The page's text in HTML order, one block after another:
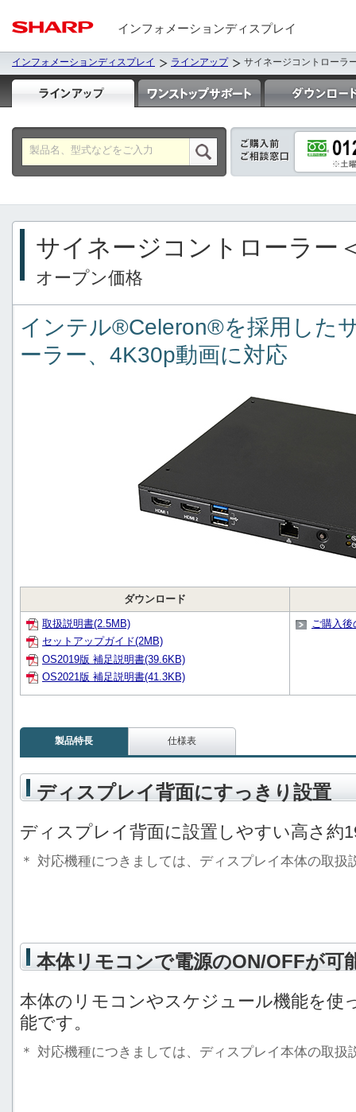
インフォメーションディスプレイ
インフォメーションディスプレイ ラインアップ サイネージコントローラ
サイネージコントローラー
オープン価格
インテル®Celeron®を採用した
ーラー、4K30p動画に対応
ダウンロード
取扱説明書(2.5MB)
セットアップガイド(2MB)
OS2019版 補足説明書(39.6KB)
OS2021版 補足説明書(41.3KB)
ご購入
製品特長 仕様表
ディスプレイ背面にすっきり設置
ディスプレイ背面に設置しやすい高さ約
＊ 対応機種につきましては、ディスプレイ本体の取扱
本体リモコンで電源のON/OFFが可
本体のリモコンやスケジュール機能を使
能です。
＊ 対応機種につきましては、ディスプレイ本体の取扱